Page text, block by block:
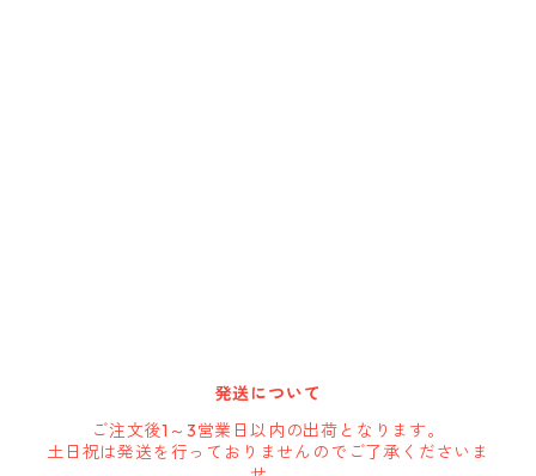
HOLSTERY
発送について
ご注文後1～3営業日以内の出荷となります。
土日祝は発送を行っておりませんのでご了承くださいま